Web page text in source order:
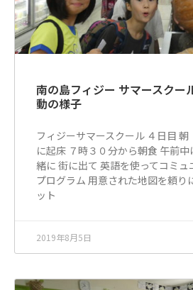
南の島フィジー サマースク
動の様子
フィジーサマースクール ４日目
に起床 ７時３０分から朝食 午前
緒に 街に出て 英語を使ってコミュ
プログラム 用意された地図を頼り
ット
2019年8月5日